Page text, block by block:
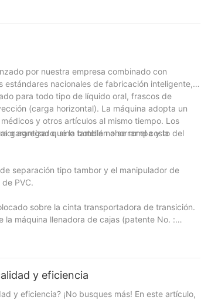
por nuestra empresa combinado con
estándares nacionales de fabricación inteligente, y
para todo tipo de líquido oral, frascos de
(carga horizontal). La máquina adopta un
y otros artículos al mismo tiempo. Los
agregado, sino también ahorrar el costo del
garantizar que la botella no se rompa y la
separación tipo tambor y el manipulador de
PVC.
sobre la cinta transportadora de transición.
máquina llenadora de cajas (patente No. :
y eficiencia
y eficiencia? ¡No busques más! En este artículo,